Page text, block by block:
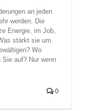
an jeden
werden. Die
Energie, im Job,
stärkt sie um
Wo
auf? Nur wenn
0